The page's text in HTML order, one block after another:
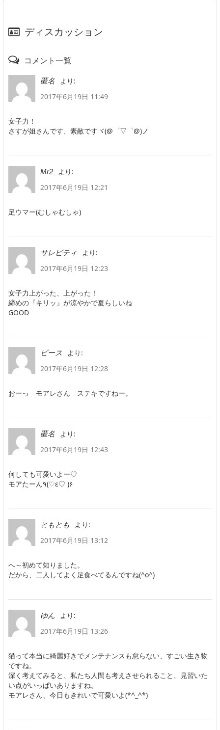
ディスカッション
コメント一覧
匿名
より:
2017年6月19日 11:49
女子力！
さすが姐さんです、素敵ですヾ(@゜▽゜@)ノ
Mr2
より:
2017年6月19日 12:21
足ウマー(むしゃむしゃ)
サレビティ
より:
2017年6月19日 12:23
女子力上がった、上がった！
締めの『キリッ』が涼やかで夏らしいね
GOOD
ピース
より:
2017年6月19日 12:28
おーっ モアレさん ステキですねー。
匿名
より:
2017年6月19日 12:43
何しても可愛いよー♡
モアたーん٩(♡ε♡ )۶
ともとも
より:
2017年6月19日 13:12
へ～初めて知りました。
だから、二人してよく足食べてるんですね(^o^)
ゆん
より:
2017年6月19日 13:26
猫って本当に綺麗好きでメンテナンスも怠らない、すごい生き物
ですね。
深く考えてみると、私たち人間も考えさせられること、見習いた
い点がいっぱいありますね。
モアレさん、今日もきれいで可愛いよ(*^_^*)